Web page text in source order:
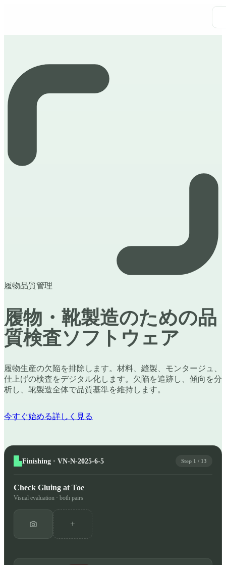
履物品質管理
履物・靴製造のための品
質検査ソフトウェア
履物生産の欠陥を排除します。材料、縫製、モンタージュ、
仕上げの検査をデジタル化します。欠陥を追跡し、傾向を分
析し、靴製造全体で品質基準を維持します。
今すぐ始める詳しく見る
Finishing · VN-N-2025-6-5 Step 1 / 13
Check Gluing at Toe
Visual evaluation · both pairs
+